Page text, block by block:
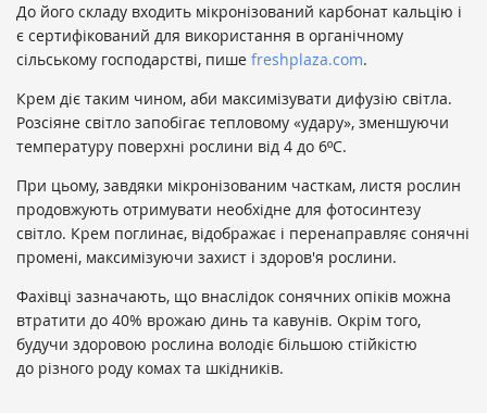
До його складу входить мікронізований карбонат кальцію і
є сертифікований для використання в органічному
сільському господарстві, пише freshplaza.com.
Крем діє таким чином, аби максимізувати дифузію світла.
Розсіяне світло запобігає тепловому «удару», зменшуючи
температуру поверхні рослини від 4 до 6ºC.
При цьому, завдяки мікронізованим часткам, листя рослин
продовжують отримувати необхідне для фотосинтезу
світло. Крем поглинає, відображає і перенаправляє сонячні
промені, максимізуючи захист і здоров'я рослини.
Фахівці зазначають, що внаслідок сонячних опіків можна
втратити до 40% врожаю динь та кавунів. Окрім того,
будучи здоровою рослина володіє більшою стійкістю
до різного роду комах та шкідників.